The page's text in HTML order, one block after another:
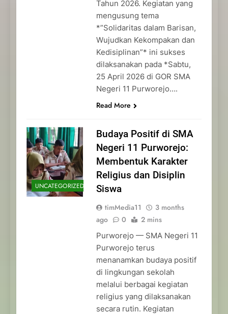
Tahun 2026. Kegiatan yang
mengusung tema
*”Solidaritas dalam Barisan,
Wujudkan Kekompakan dan
Kedisiplinan”* ini sukses
dilaksanakan pada *Sabtu,
25 April 2026 di GOR SMA
Negeri 11 Purworejo….
Read More
UNCATEGORIZED
Budaya Positif di SMA
Negeri 11 Purworejo:
Membentuk Karakter
Religius dan Disiplin
Siswa
timMedia11
3 months
ago
0 2 mins
Purworejo — SMA Negeri 11
Purworejo terus
menanamkan budaya positif
di lingkungan sekolah
melalui berbagai kegiatan
religius yang dilaksanakan
secara rutin. Kegiatan